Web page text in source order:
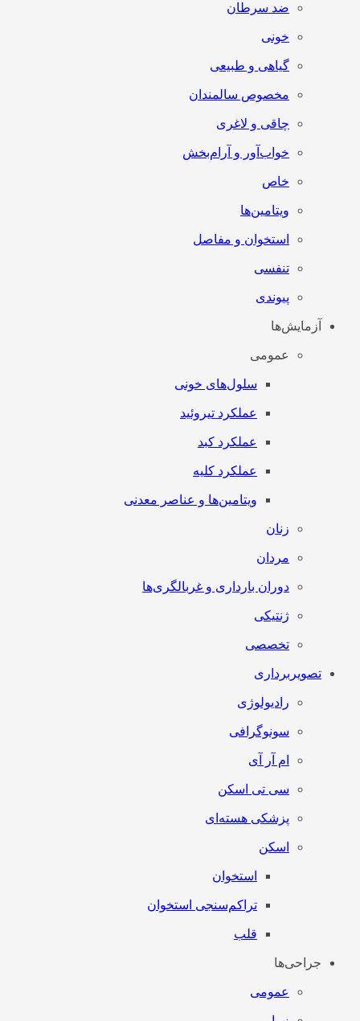
ضد سرطان
خونی
گیاهی و طبیعی
مخصوص سالمندان
چاقی و لاغری
خواب‌آور و آرام‌بخش
خاص
ویتامین‌ها
استخوان و مفاصل
تنفسی
پیوندی
آزمایش‌ها
عمومی
سلول‌های خونی
عملکرد تیروئید
عملکرد کبد
عملکرد کلیه
ویتامین‌ها و عناصر معدنی
زنان
مردان
دوران بارداری و غربالگری‌ها
ژنتیکی
تخصصی
تصویربرداری
رادیولوژی
سونوگرافی
ام آر آی
سی تی اسکن
پزشکی هسته‌ای
اسکن
استخوان
تراکم‌سنجی استخوان
قلب
جراحی‌ها
عمومی